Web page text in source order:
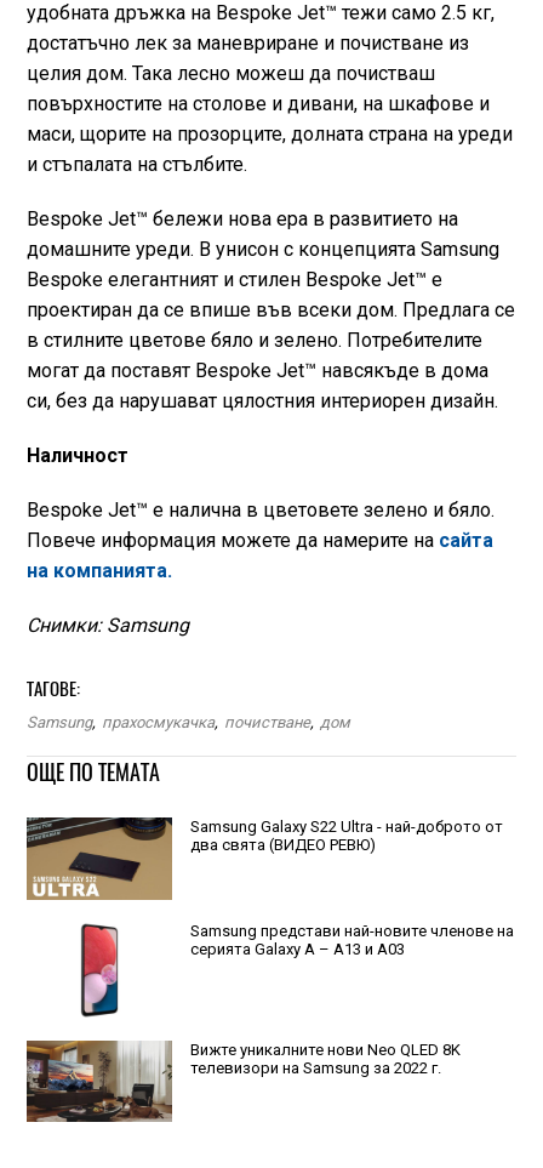
удобната дръжка на Bespoke Jet™ тежи само 2.5 кг,
достатъчно лек за маневриране и почистване из
целия дом. Така лесно можеш да почистваш
повърхностите на столове и дивани, на шкафове и
маси, щорите на прозорците, долната страна на уреди
и стъпалата на стълбите.
Bespoke Jet™ бележи нова ера в развитието на
домашните уреди. В унисон с концепцията Samsung
Bespoke елегантният и стилен Bespoke Jet™ е
проектиран да се впише във всеки дом. Предлага се
в стилните цветове бяло и зелено. Потребителите
могат да поставят Bespoke Jet™ навсякъде в дома
си, без да нарушават цялостния интериорен дизайн.
Наличност
Bespoke Jet™ е налична в цветовете зелено и бяло.
Повече информация можете да намерите на сайта
на компанията.
Снимки: Samsung
ТАГОВЕ:
Samsung, прахосмукачка, почистване, дом
ОЩЕ ПО ТЕМАТА
Samsung Galaxy S22 Ultra - най-доброто от
два свята (ВИДЕО РЕВЮ)
Samsung представи най-новите членове на
серията Galaxy A – A13 и A03
Вижте уникалните нови Neo QLED 8K
телевизори на Samsung за 2022 г.